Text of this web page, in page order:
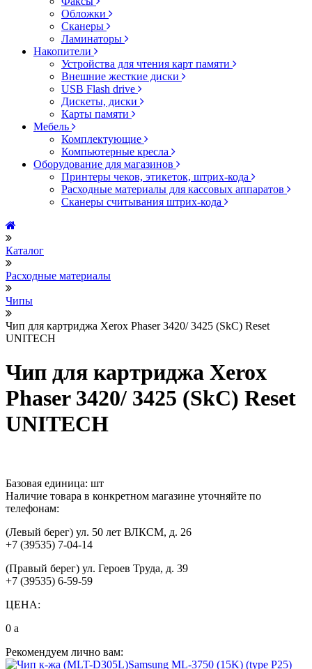
Обложки
Сканеры
Ламинаторы
Накопители
Устройства для чтения карт памяти
Внешние жесткие диски
USB Flash drive
Дискеты, диски
Карты памяти
Мебель
Комплектующие
Компьютерные кресла
Оборудование для магазинов
Принтеры чеков, этикеток, штрих-кода
Расходные материалы для кассовых аппаратов
Сканеры считывания штрих-кода
Каталог
Расходные материалы
Чипы
Чип для картриджа Xerox Phaser 3420/ 3425 (SkC) Reset
UNITECH
Чип для картриджа Xerox
Phaser 3420/ 3425 (SkC) Reset
UNITECH
Базовая единица: шт
Наличие товара в конкретном магазине уточняйте по
телефонам:
(Левый берег) ул. 50 лет ВЛКСМ, д. 26
+7 (39535) 7-04-14
(Правый берег) ул. Героев Труда, д. 39
+7 (39535) 6-59-59
ЦЕНА:
0 a
Рекомендуем лично вам: